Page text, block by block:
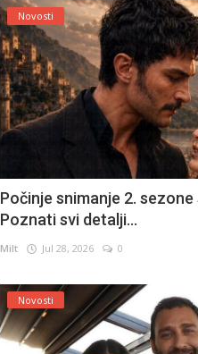
Novosti
Počinje snimanje 2.
Poznati svi detalji...
Milt Jul 28, 2026 0
Novosti